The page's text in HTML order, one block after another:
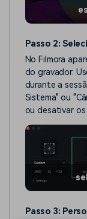
Passo 2:
No Filmora
do gravador.
durante a
Sistema" ou
ou desativar
Passo 3: